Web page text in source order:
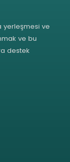
yerleşmesi ve
ve bu
destek